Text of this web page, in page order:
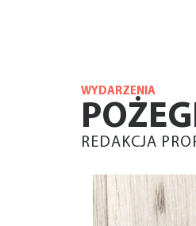
WYDARZENIA
REDAKCJA